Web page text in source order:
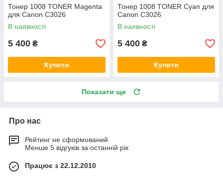
Тонер 1008 TONER Magenta
для Canon C3026
В наявності
5 400 ₴
Купити
Тонер 1008 TONER Cyan для
Canon C3026
В наявності
5 400 ₴
Купити
Показати ще
Про нас
Рейтинг не сформований
Менше 5 відгуків за останній рік
Працює з 22.12.2010